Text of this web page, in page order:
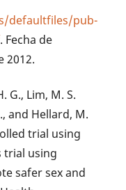
defaultfiles/pub-
. Fecha de
2012.
G., Lim, M. S.
and Hellard, M.
trial using
trial using
safer sex and